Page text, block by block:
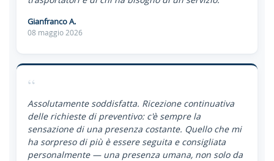
Gianfranco A.
08 maggio 2026
“
Assolutamente soddisfatta. Ricezione continuativa
delle richieste di preventivo: c'è sempre la
sensazione di una presenza costante. Quello che mi
ha sorpreso di più è essere seguita e consigliata
personalmente — una presenza umana, non solo da